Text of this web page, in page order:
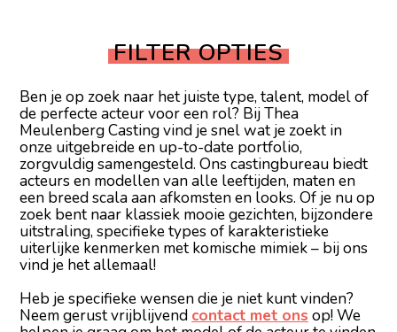
FILTER OPTIES
Ben je op zoek naar het juiste type, talent, model of
de perfecte acteur voor een rol? Bij Thea
Meulenberg Casting vind je snel wat je zoekt in
onze uitgebreide en up-to-date portfolio,
zorgvuldig samengesteld. Ons castingbureau biedt
acteurs en modellen van alle leeftijden, maten en
een breed scala aan afkomsten en looks. Of je nu op
zoek bent naar klassiek mooie gezichten, bijzondere
uitstraling, specifieke types of karakteristieke
uiterlijke kenmerken met komische mimiek – bij ons
vind je het allemaal!
Heb je specifieke wensen die je niet kunt vinden?
Neem gerust vrijblijvend contact met ons op! We